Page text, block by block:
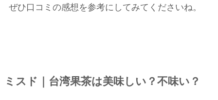
ぜひ口コミの感想を参考にしてみてくださいね。
ミスド｜台湾果茶は美味しい？不味い？